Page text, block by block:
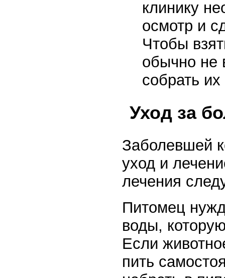
клинику
осмотр и
Чтобы
обычно не
собрать
Уход за
Заболевшей
уход и
лечения
Питомец
воды,
Если
пить